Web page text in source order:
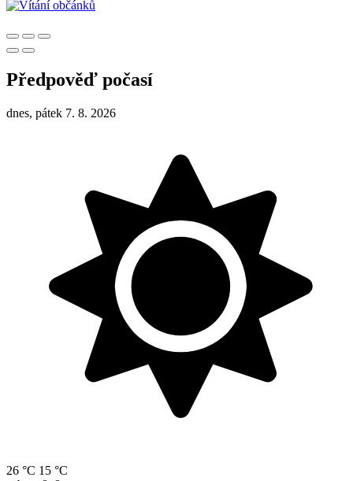
Předpověď počasí
dnes, pátek 7. 8. 2026
26 °C 15 °C